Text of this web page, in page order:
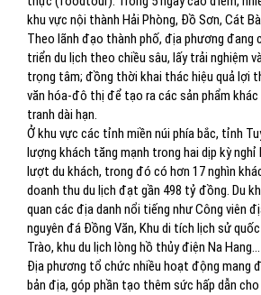
khu vực nội thành Hải Phòng, Đồ Sơn, Cát
Theo lãnh đạo thành phố, địa phương đang
triển du lịch theo chiều sâu, lấy trải nghiệm
trọng tâm; đồng thời khai thác hiệu quả lợi
văn hóa-đô thị để tạo ra các sản phẩm
tranh dài hạn.
Ở khu vực các tỉnh miền núi phía bắc, tỉnh
lượng khách tăng mạnh trong hai dịp kỳ nghỉ
lượt du khách, trong đó có hơn 17 nghìn
doanh thu du lịch đạt gần 498 tỷ đồng. Du
quan các địa danh nổi tiếng như Công viên
nguyên đá Đồng Văn, Khu di tích lịch sử
Trào, khu du lịch lòng hồ thủy điện Na Hang…
Địa phương tổ chức nhiều hoạt động mang
bản địa, góp phần tạo thêm sức hấp dẫn